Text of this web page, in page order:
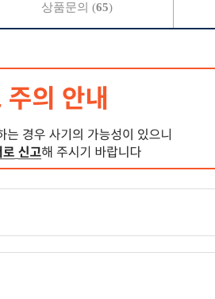
상품문의 (65)